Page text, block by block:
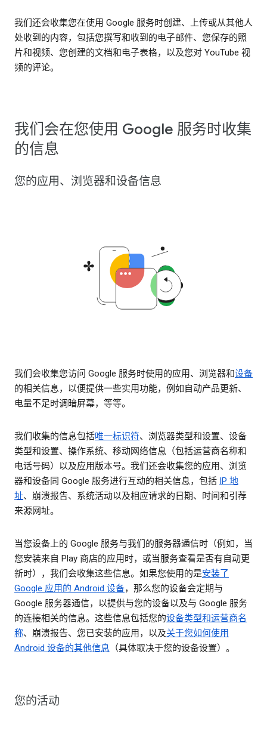
我们还会收集您在使用 Google 服务时创建、上传或从其他人
处收到的内容，包括您撰写和收到的电子邮件、您保存的照
片和视频、您创建的文档和电子表格，以及您对 YouTube 视
频的评论。
我们会在您使用 Google 服务时收集
的信息
您的应用、浏览器和设备信息
我们会收集您访问 Google 服务时使用的应用、浏览器和设备
的相关信息，以便提供一些实用功能，例如自动产品更新、
电量不足时调暗屏幕，等等。
我们收集的信息包括唯一标识符、浏览器类型和设置、设备
类型和设置、操作系统、移动网络信息（包括运营商名称和
电话号码）以及应用版本号。我们还会收集您的应用、浏览
器和设备同 Google 服务进行互动的相关信息，包括 IP 地
址、崩溃报告、系统活动以及相应请求的日期、时间和引荐
来源网址。
当您设备上的 Google 服务与我们的服务器通信时（例如，当
您安装来自 Play 商店的应用时，或当服务查看是否有自动更
新时），我们会收集这些信息。如果您使用的是安装了
Google 应用的 Android 设备，那么您的设备会定期与
Google 服务器通信，以提供与您的设备以及与 Google 服务
的连接相关的信息。这些信息包括您的设备类型和运营商名
称、崩溃报告、您已安装的应用，以及关于您如何使用
Android 设备的其他信息 （具体取决于您的设备设置）。
您的活动